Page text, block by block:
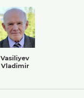
Vasiliyev
Vladimir